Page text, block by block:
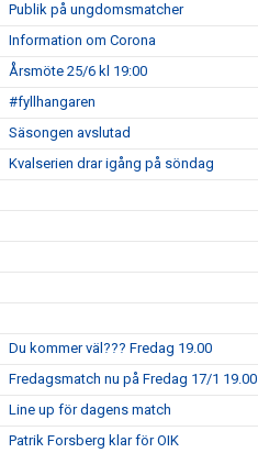
Publik på ungdomsmatcher
Information om Corona
Årsmöte 25/6 kl 19:00
#fyllhangaren
Säsongen avslutad
Kvalserien drar igång på söndag
Du kommer väl??? Fredag 19.00
Fredagsmatch nu på Fredag 17/1 19.00
Line up för dagens match
Patrik Forsberg klar för OIK